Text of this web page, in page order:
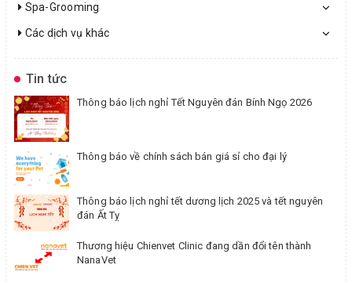
Spa-Grooming
Các dịch vụ khác
Tin tức
Thông báo lịch nghỉ Tết Nguyên đán Bính Ngọ 2026
Thông báo về chính sách bán giá sỉ cho đại lý
Thông báo lịch nghỉ tết dương lịch 2025 và tết nguyên
đán Ất Tỵ
Thương hiệu Chienvet Clinic đang dần đổi tên thành
NanaVet